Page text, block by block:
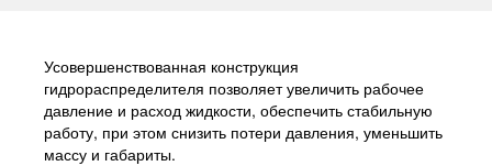
Усовершенствованная конструкция
гидрораспределителя позволяет увеличить рабочее
давление и расход жидкости, обеспечить стабильную
работу, при этом снизить потери давления, уменьшить
массу и габариты.